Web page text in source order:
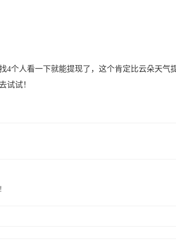
个人看一下就能提现了，这个肯定比云朵天气
试试！